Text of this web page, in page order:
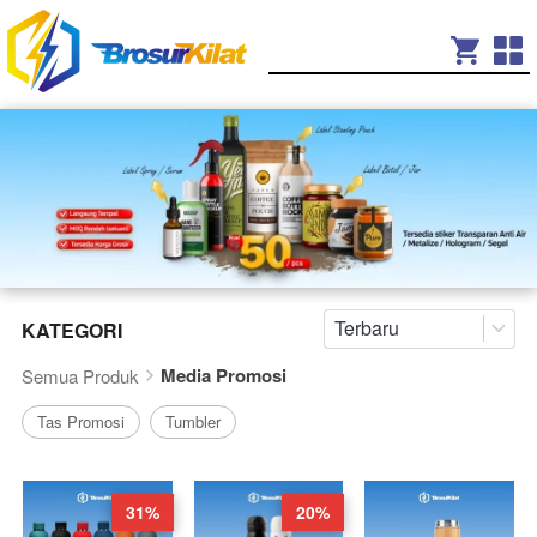
KATEGORI Terbaru
Semua Produk Media Promosi
Tas Promosi Tumbler
31% 20%